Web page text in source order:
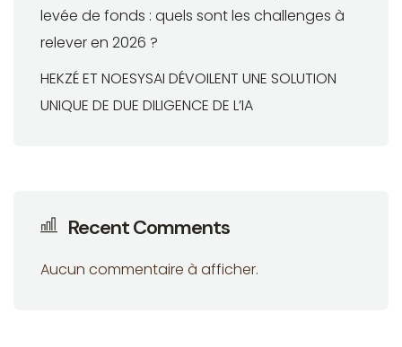
levée de fonds : quels sont les challenges à
relever en 2026 ?
HEKZÉ ET NOESYSAI DÉVOILENT UNE SOLUTION
UNIQUE DE DUE DILIGENCE DE L’IA
Recent Comments
Aucun commentaire à afficher.